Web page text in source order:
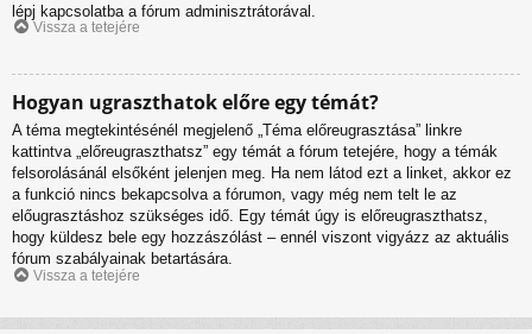
lépj kapcsolatba a fórum adminisztrátorával.
Vissza a tetejére
Hogyan ugraszthatok előre egy témát?
A téma megtekintésénél megjelenő „Téma előreugrasztása” linkre
kattintva „előreugraszthatsz” egy témát a fórum tetejére, hogy a témák
felsorolásánál elsőként jelenjen meg. Ha nem látod ezt a linket, akkor ez
a funkció nincs bekapcsolva a fórumon, vagy még nem telt le az
előugrasztáshoz szükséges idő. Egy témát úgy is előreugraszthatsz,
hogy küldesz bele egy hozzászólást – ennél viszont vigyázz az aktuális
fórum szabályainak betartására.
Vissza a tetejére